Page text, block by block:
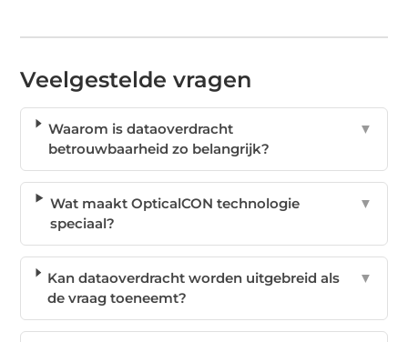
Veelgestelde vragen
Waarom is dataoverdracht
betrouwbaarheid zo belangrijk?
▼
Wat maakt OpticalCON technologie
speciaal?
▼
Kan dataoverdracht worden uitgebreid als
de vraag toeneemt?
▼